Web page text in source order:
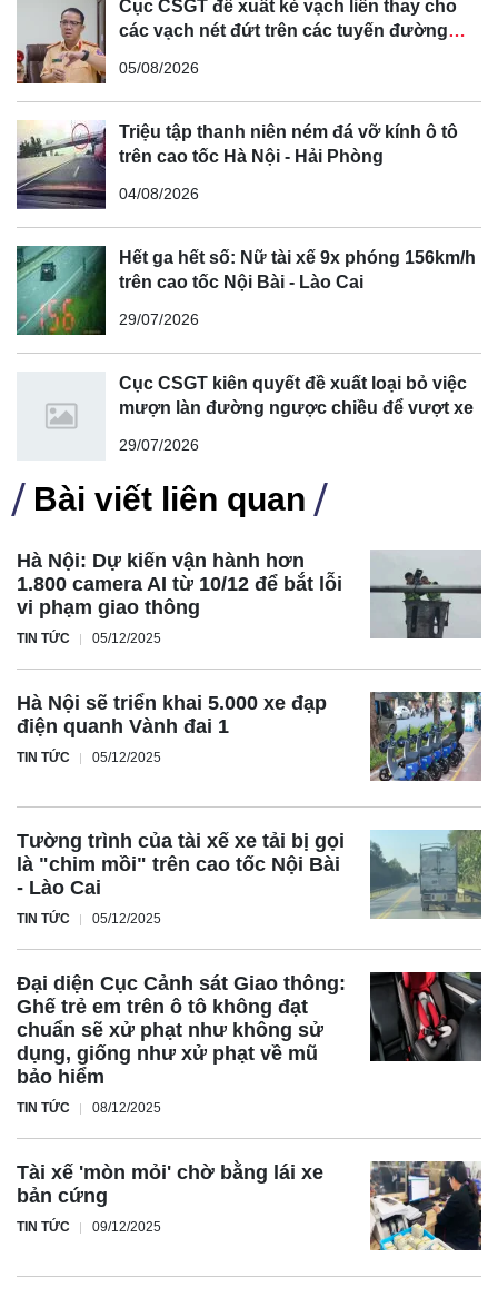
Cục CSGT đề xuất kẻ vạch liền thay cho
các vạch nét đứt trên các tuyến đường
05/08/2026
Triệu tập thanh niên ném đá vỡ kính ô tô
trên cao tốc Hà Nội - Hải Phòng
04/08/2026
Hết ga hết số: Nữ tài xế 9x phóng 156km/h
trên cao tốc Nội Bài - Lào Cai
29/07/2026
Cục CSGT kiên quyết đề xuất loại bỏ việc
mượn làn đường ngược chiều để vượt xe
29/07/2026
Bài viết liên quan
Hà Nội: Dự kiến vận hành hơn
1.800 camera AI từ 10/12 để bắt lỗi
vi phạm giao thông
TIN TỨC 05/12/2025
Hà Nội sẽ triển khai 5.000 xe đạp
điện quanh Vành đai 1
TIN TỨC 05/12/2025
Tường trình của tài xế xe tải bị gọi
là "chim mồi" trên cao tốc Nội Bài
- Lào Cai
TIN TỨC 05/12/2025
Đại diện Cục Cảnh sát Giao thông:
Ghế trẻ em trên ô tô không đạt
chuẩn sẽ xử phạt như không sử
dụng, giống như xử phạt về mũ
bảo hiểm
TIN TỨC 08/12/2025
Tài xế 'mòn mỏi' chờ bằng lái xe
bản cứng
TIN TỨC 09/12/2025